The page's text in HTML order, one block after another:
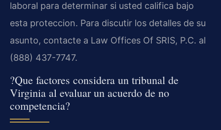
laboral para determinar si usted califica bajo
esta proteccion. Para discutir los detalles de su
asunto, contacte a Law Offices Of SRIS, P.C. al
(888) 437-7747.
?Que factores considera un tribunal de
Virginia al evaluar un acuerdo de no
competencia?